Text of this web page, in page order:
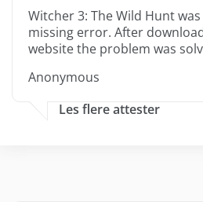
Witcher 3: The Wild Hunt
missing error. After
website the problem was
Anonymous
Les flere attester